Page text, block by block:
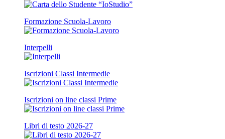
Formazione Scuola-Lavoro
Interpelli
Iscrizioni Classi Intermedie
Iscrizioni on line classi Prime
Libri di testo 2026-27